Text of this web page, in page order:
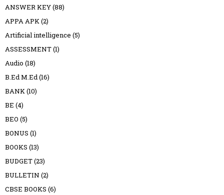
ANSWER KEY(88)
APPA APK(2)
Artificial intelligence (5)
ASSESSMENT(1)
Audio (18)
B.Ed M.Ed(16)
BANK(10)
BE (4)
BEO (5)
BONUS (1)
BOOKS (13)
BUDGET(23)
BULLETIN (2)
CBSE BOOKS (6)